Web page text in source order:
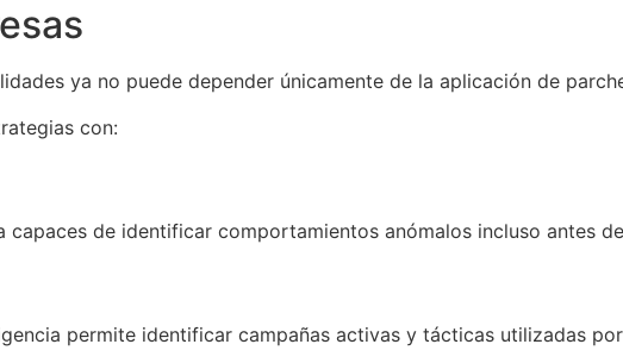
ya no puede depender únicamente de la aplicación de
con:
capaces de identificar comportamientos anómalos incluso antes
permite identificar campañas activas y tácticas utilizadas